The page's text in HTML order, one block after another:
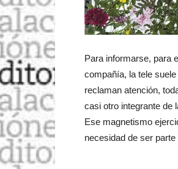
Para informarse, para
compañía, la tele
reclaman atención,
casi otro integrante de
Ese magnetismo
necesidad de ser